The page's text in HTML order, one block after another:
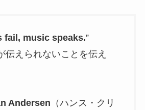
fail, music speaks.”
伝えられないことを伝え
Andersen （ハンス・クリ